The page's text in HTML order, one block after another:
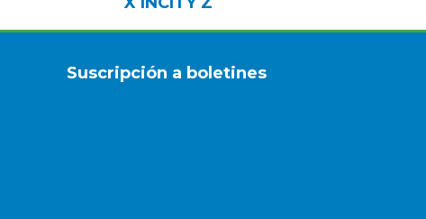
Suscripción a boletines